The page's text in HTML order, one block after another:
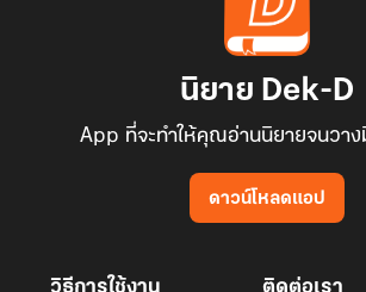
นิยาย Dek-D
App ที่จะทำให้คุณอ่านนิยายจนวาง
ดาวน์โหลดแอป